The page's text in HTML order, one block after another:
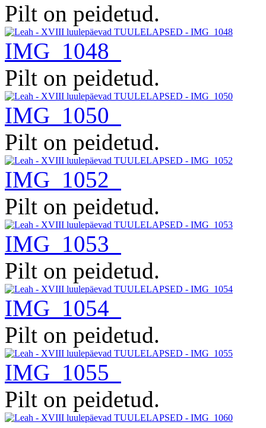
Pilt on peidetud.
IMG_1048
Pilt on peidetud.
IMG_1050
Pilt on peidetud.
IMG_1052
Pilt on peidetud.
IMG_1053
Pilt on peidetud.
IMG_1054
Pilt on peidetud.
IMG_1055
Pilt on peidetud.